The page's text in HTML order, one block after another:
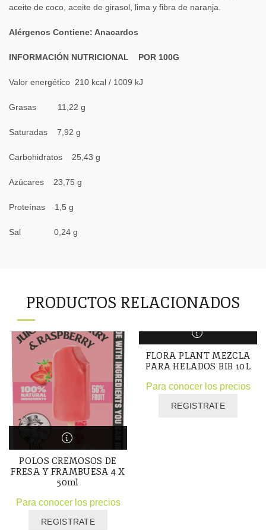
aceite de coco, aceite de girasol, lima y fibra de naranja.
Alérgenos Contiene: Anacardos
INFORMACIÓN NUTRICIONAL POR 100G
Valor energético 210 kcal / 1009 kJ
Grasas 11,22 g
Saturadas 7,92 g
Carbohidratos 25,43 g
Azúcares 23,75 g
Proteínas 1,5 g
Sal 0,24 g
PRODUCTOS RELACIONADOS
POLOS CREMOSOS DE
FRESA Y FRAMBUESA 4 X
50ml
Para conocer los precios
REGISTRATE
FLORA PLANT MEZCLA
PARA HELADOS BIB 10L
Para conocer los precios
REGISTRATE